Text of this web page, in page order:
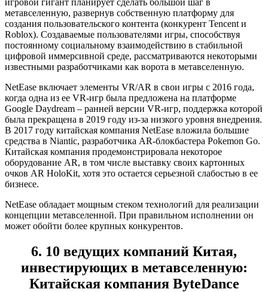
игровой гигант планирует сделать большой шаг в
метавселенную, развернув собственную платформу для
создания пользовательского контента (конкурент Tencent и
Roblox). Создаваемые пользователями игры, способствуя
постоянному социальному взаимодействию в стабильной
цифровой иммерсивной среде, рассматриваются некоторыми
известными разработчиками как ворота в метавселенную.
NetEase включает элементы VR/AR в свои игры с 2016 года,
когда одна из ее VR-игр была предложена на платформе
Google Daydream – ранней версии VR-игр, поддержка которой
была прекращена в 2019 году из-за низкого уровня внедрения.
В 2017 году китайская компания NetEase вложила большие
средства в Niantic, разработчика AR-блокбастера Pokemon Go.
Китайская компания продемонстрировала некоторое
оборудование AR, в том числе выставку своих картонных
очков AR HoloKit, хотя это остается серьезной слабостью в ее
бизнесе.
NetEase обладает мощным стеком технологий для реализации
концепции метавселенной. При правильном исполнении он
может обойти более крупных конкурентов.
6. 10 ведущих компаний Китая,
инвестирующих в метавселенную:
Китайская компания ByteDance